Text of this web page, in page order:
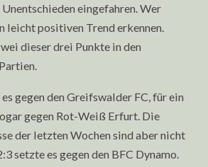
eingefahren. Wer
leicht positiven Trend erkennen.
dieser drei Punkte in den
gegen den Greifswalder FC, für ein
gegen Rot-Weiß Erfurt. Die
der letzten Wochen sind aber nicht
setzte es gegen den BFC Dynamo.